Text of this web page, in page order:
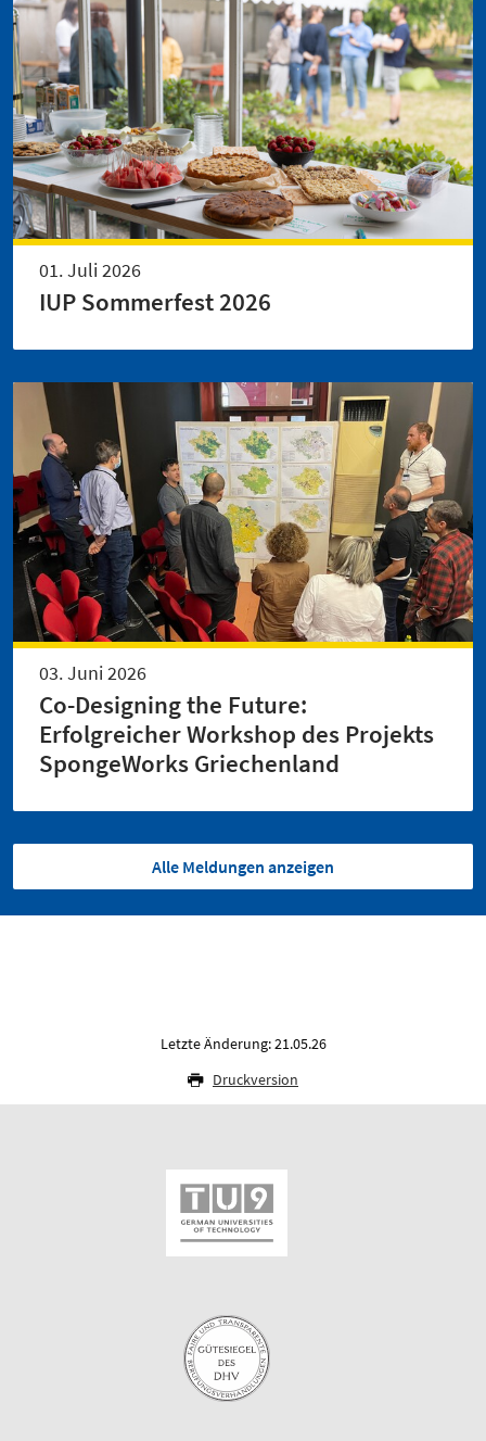
01. Juli 2026
IUP Sommerfest 2026
03. Juni 2026
Co-Designing the Future:
Erfolgreicher Workshop des Projekts
SpongeWorks Griechenland
Alle Meldungen anzeigen
Letzte Änderung: 21.05.26
Druckversion